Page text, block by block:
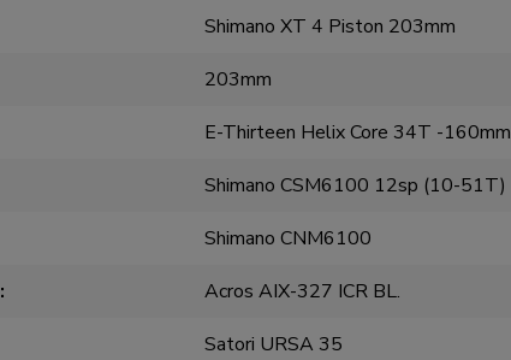
Shimano XT 4 Piston 203mm
203mm
E-Thirteen Helix Core 34T -160mm
Shimano CSM6100 12sp (10-51T)
Shimano CNM6100
Acros AIX-327 ICR BL.
Satori URSA 35